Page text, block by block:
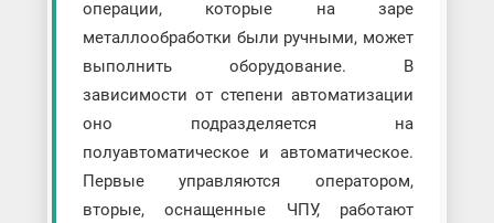
операции, которые на заре
металлообработки были ручными, может
выполнить оборудование. В
зависимости от степени автоматизации
оно подразделяется на
полуавтоматическое и автоматическое.
Первые управляются оператором,
вторые, оснащенные ЧПУ, работают